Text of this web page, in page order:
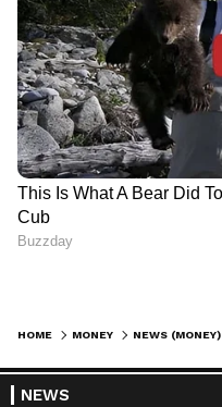
HOME MONEY NEWS (MONEY)
NEWS